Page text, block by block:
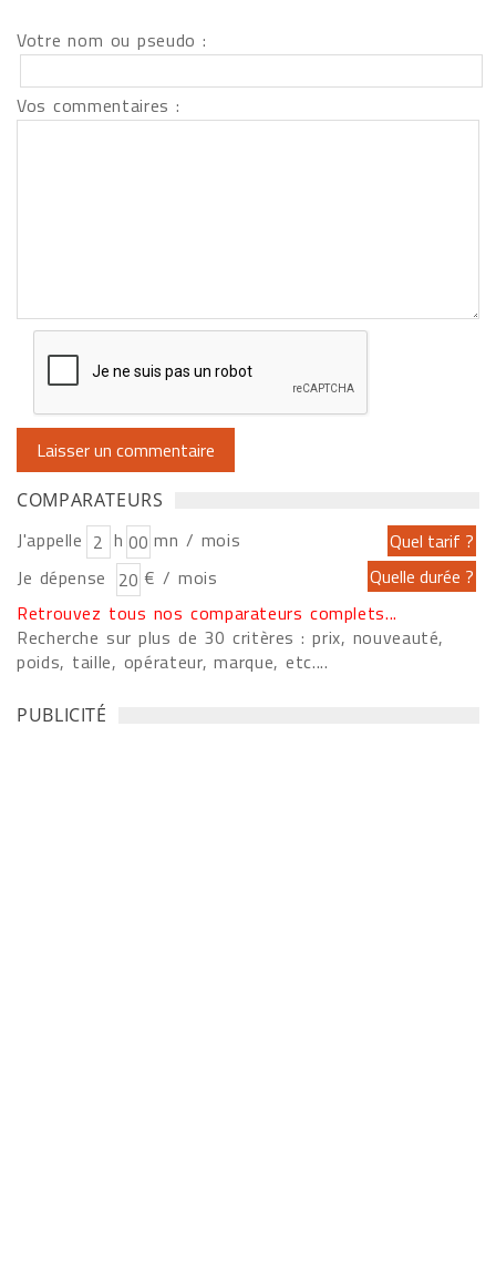
Votre nom ou pseudo :
Vos commentaires :
COMPARATEURS
J'appelle h
mn / mois
Je dépense
€ / mois
Retrouvez tous nos comparateurs complets...
Recherche sur plus de 30 critères : prix, nouveauté,
poids, taille, opérateur, marque, etc....
PUBLICITÉ